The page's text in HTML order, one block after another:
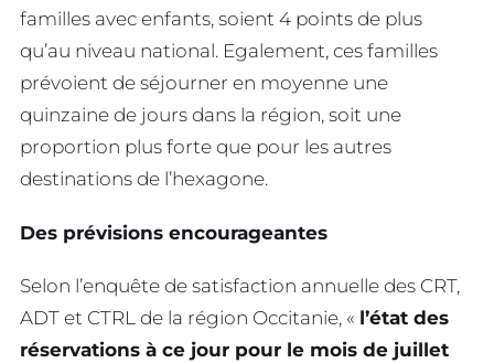
familles avec enfants, soient 4 points de plus
qu’au niveau national. Egalement, ces familles
prévoient de séjourner en moyenne une
quinzaine de jours dans la région, soit une
proportion plus forte que pour les autres
destinations de l’hexagone.
Des prévisions encourageantes
Selon l’enquête de satisfaction annuelle des CRT,
ADT et CTRL de la région Occitanie, « l’état des
réservations à ce jour pour le mois de juillet